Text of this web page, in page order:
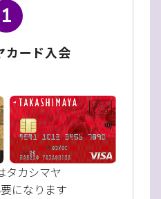
1
カード入会
タカシマヤ
になります